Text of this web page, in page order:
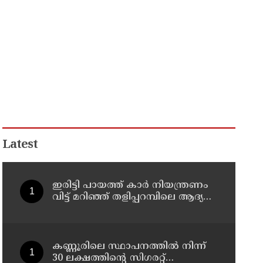
Latest
ഇരിട്ടി പായത്ത് കാർ നിയന്ത്രണം
വിട്ട് മറിഞ്ഞ് തളിപ്പറമ്പിലെ ആദ്യ
കണ്ണൂരിലെ സ്ഥാപനത്തിൽ നിന്ന്
30 ലക്ഷത്തിന്റെ സിഗരറ്റ്